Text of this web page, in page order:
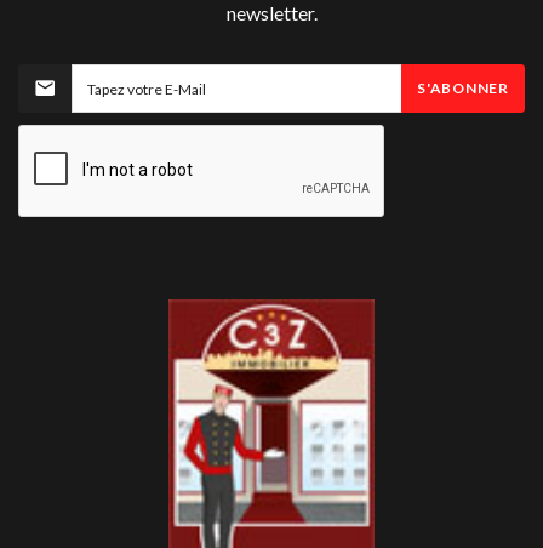
newsletter.
S'ABONNER